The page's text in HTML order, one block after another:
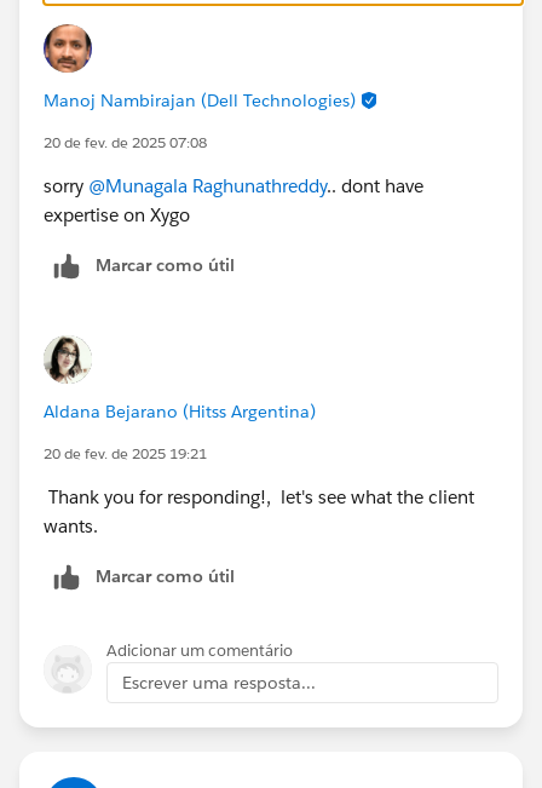
Manoj Nambirajan (Dell Technologies)
20 de fev. de 2025 07:08
sorry @Munagala Raghunathreddy.. dont have
expertise on Xygo
Marcar como útil
Aldana Bejarano (Hitss Argentina)
20 de fev. de 2025 19:21
Thank you for responding!, let's see what the client
wants.
Marcar como útil
Adicionar um comentário
Escrever uma resposta...